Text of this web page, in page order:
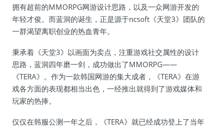
拥有超前的MMORPG网游设计思路，以及一众网游开发的
年轻才俊。而蓝洞的诞生，正是源于ncsoft《天堂3》团队的
一群渴望离职创业的热血青年。
秉承着《天堂3》以画面为卖点，注重游戏社交属性的设计
思路，蓝洞四年磨一剑，成功做出了MMORPG——
《TERA》。作为一款韩国网游的集大成者，《TERA》在游
戏各方面的表现都相当出色，一经推出就得到了游戏媒体和
玩家的热捧。
仅仅在韩服公测一年之后，《TERA》就已经成功登上了当年